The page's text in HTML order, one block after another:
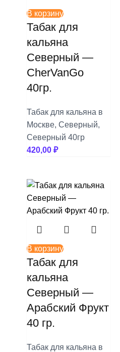
+
+
+
+
+
+
+
+
+
+
+
+
+
+
+
+
+
+
+
+
+
+
+
+
В корзину
Табак для
кальяна
Северный —
CherVanGo
40гр.
Табак для кальяна в
Москве, Северный,
Северный 40гр
420,00 ₽
В корзину
Табак для
кальяна
Северный —
Арабский Фрукт
40 гр.
Табак для кальяна в